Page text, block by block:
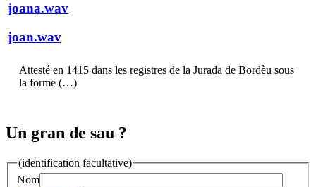
joana.wav
joan.wav
Attesté en 1415 dans les registres de la Jurada de Bordèu sous
la forme (…)
Un gran de sau ?
(identification facultative)
Nom